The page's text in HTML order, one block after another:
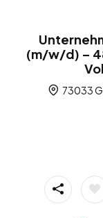
(m/w/d) –
73033